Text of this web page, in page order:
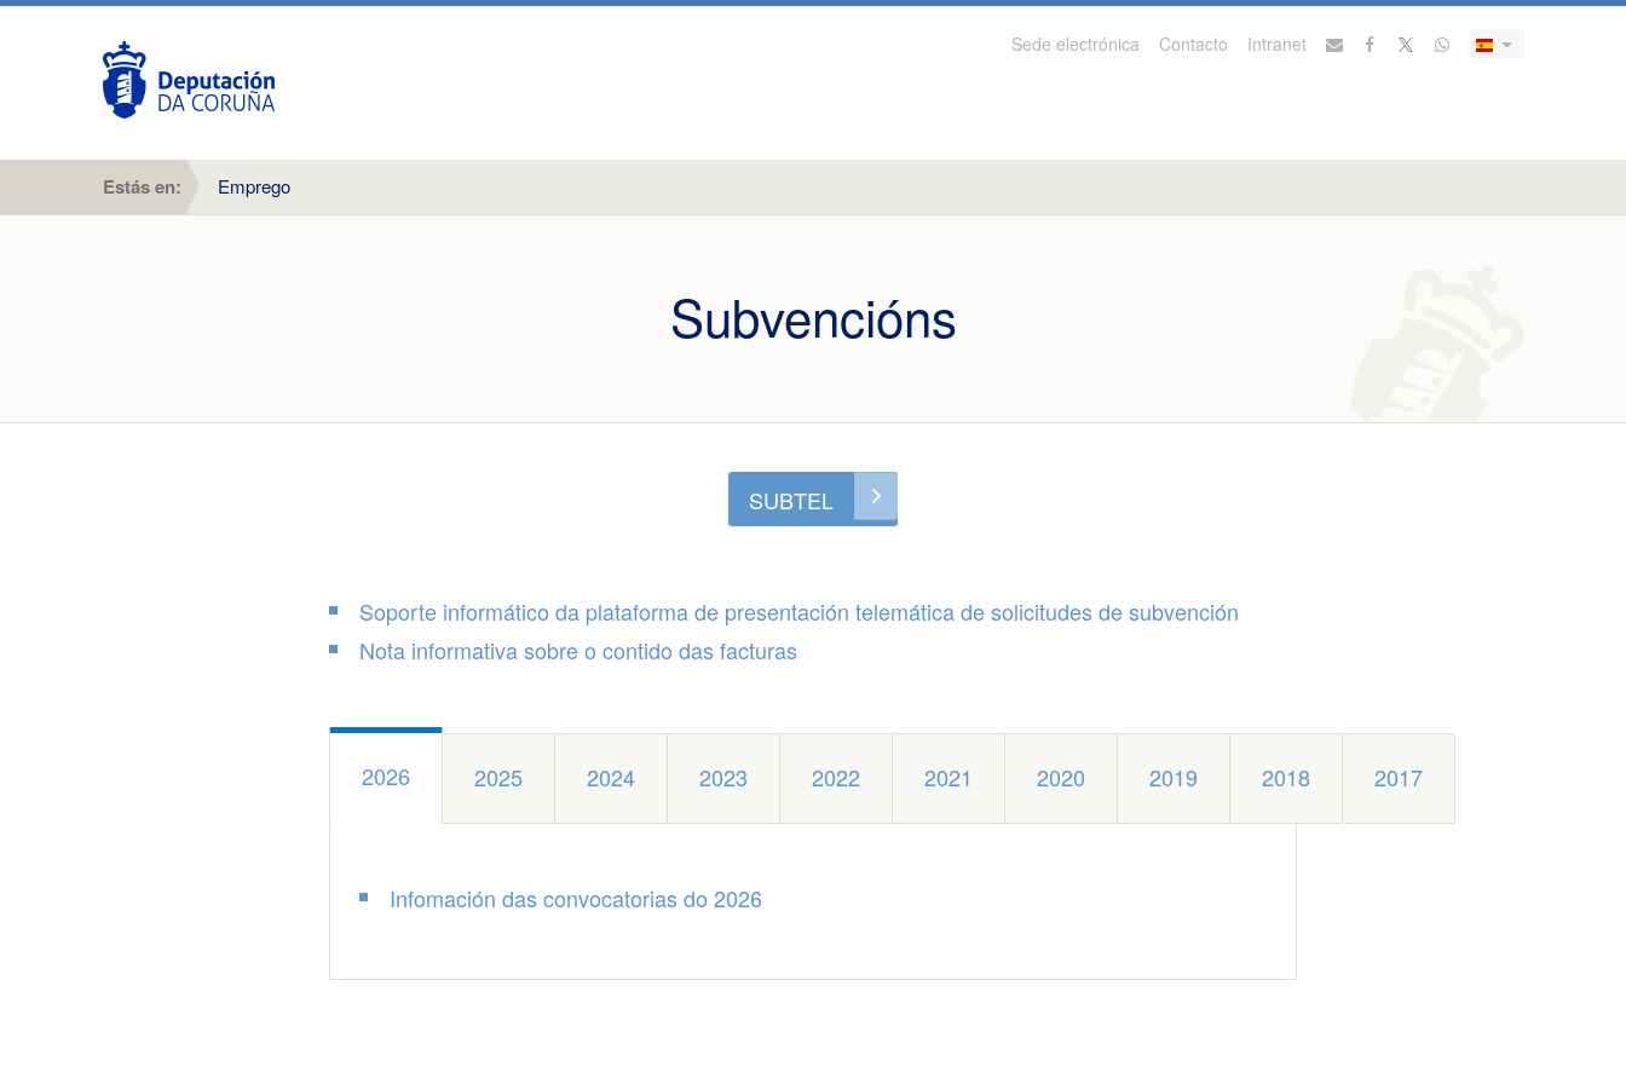
Sede electrónica Contacto Intranet
Estás en: Emprego
Subvencións
SUBTEL
Soporte informático da plataforma de presentación telemática de solicitudes de subvención
Nota informativa sobre o contido das facturas
2026 2025 2024 2023 2022 2021 2020 2019 2018 2017
Infomación das convocatorias do 2026